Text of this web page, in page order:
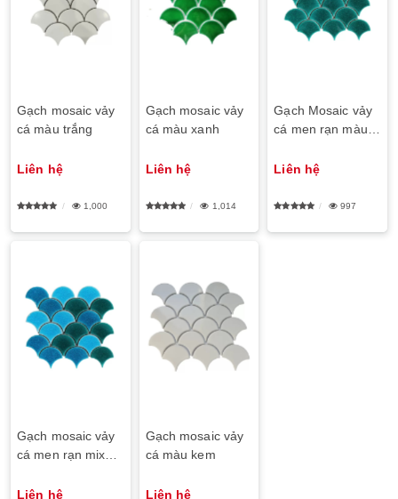
Gạch mosaic vảy
cá màu trắng
Liên hệ
1,000
Gạch mosaic vảy
cá màu xanh
Liên hệ
1,014
Gạch Mosaic vảy
cá men rạn màu
Liên hệ
997
Gạch mosaic vảy
cá men rạn mix
Liên hệ
Gạch mosaic vảy
cá màu kem
Liên hệ